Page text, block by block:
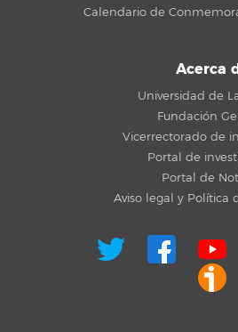
Calendario de
Acerca
Universidad de
Fundación
Vicerrectorado de
Portal de
Portal de
Aviso legal y Política